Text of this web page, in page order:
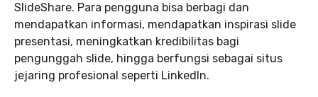
SlideShare. Para pengguna bisa berbagi dan
mendapatkan informasi, mendapatkan inspirasi slide
presentasi, meningkatkan kredibilitas bagi
pengunggah slide, hingga berfungsi sebagai situs
jejaring profesional seperti LinkedIn.